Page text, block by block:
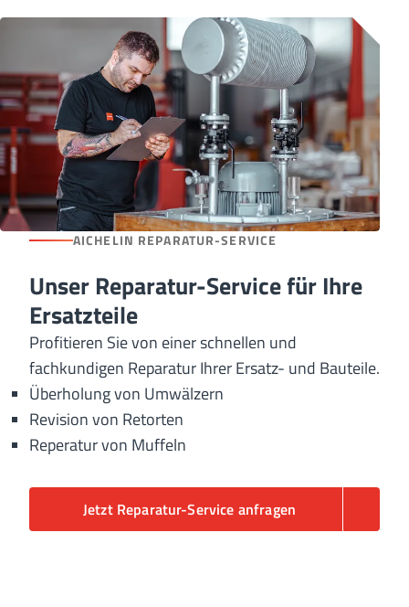
AICHELIN REPARATUR-SERVICE
Unser Reparatur-Service für Ihre
Ersatzteile
Profitieren Sie von einer schnellen und
fachkundigen Reparatur Ihrer Ersatz- und Bauteile.
Überholung von Umwälzern
Revision von Retorten
Reperatur von Muffeln
Jetzt Reparatur-Service anfragen